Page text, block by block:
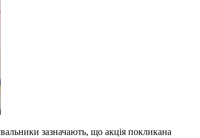
зазначають, що акція покликана